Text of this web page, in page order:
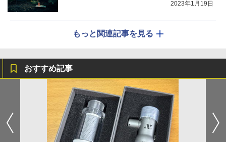
2023年1月19日
もっと関連記事を見る
おすすめ記事